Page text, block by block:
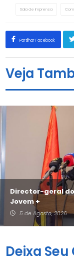
Sala de Imprensa
Partilhar Facebook
Veja
Director-geral do
Jovem +
5 de Agosto, 2026
Deixa